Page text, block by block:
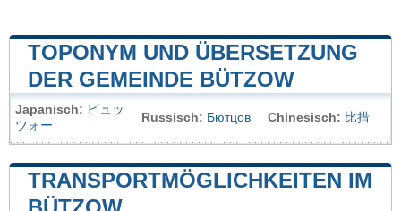
TOPONYM UND ÜBERSETZUNG
DER GEMEINDE BÜTZOW
Japanisch: ビュッ
ツォー
Russisch: Бютцов Chinesisch: 比措
TRANSPORTMÖGLICHKEITEN IM